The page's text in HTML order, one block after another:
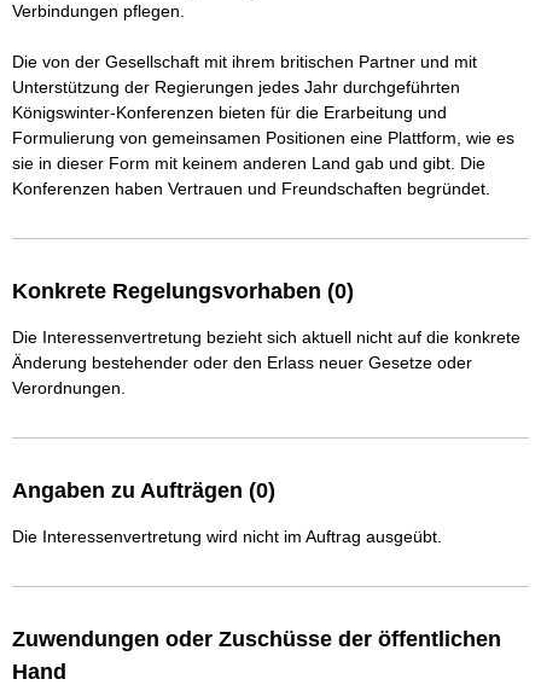
Verbindungen pflegen.
Die von der Gesellschaft mit ihrem britischen Partner und mit
Unterstützung der Regierungen jedes Jahr durchgeführten
Königswinter-Konferenzen bieten für die Erarbeitung und
Formulierung von gemeinsamen Positionen eine Plattform, wie es
sie in dieser Form mit keinem anderen Land gab und gibt. Die
Konferenzen haben Vertrauen und Freundschaften begründet.
Konkrete Regelungsvorhaben (0)
Die Interessenvertretung bezieht sich aktuell nicht auf die konkrete
Änderung bestehender oder den Erlass neuer Gesetze oder
Verordnungen.
Angaben zu Aufträgen (0)
Die Interessenvertretung wird nicht im Auftrag ausgeübt.
Zuwendungen oder Zuschüsse der öffentlichen
Hand